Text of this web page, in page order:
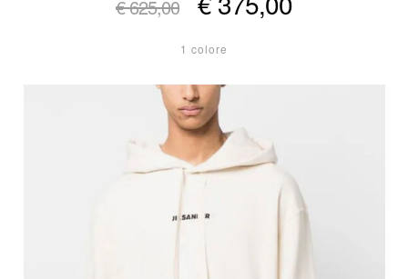
€ 625,00
1 colore